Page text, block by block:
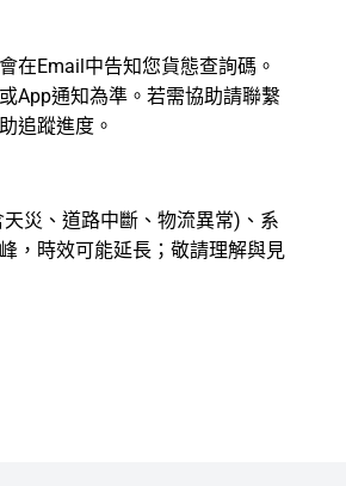
在Email中告知您貨態查詢碼。
App通知為準。若需協助請聯繫
追蹤進度。
災、道路中斷、物流異常)、系
，時效可能延長；敬請理解與見